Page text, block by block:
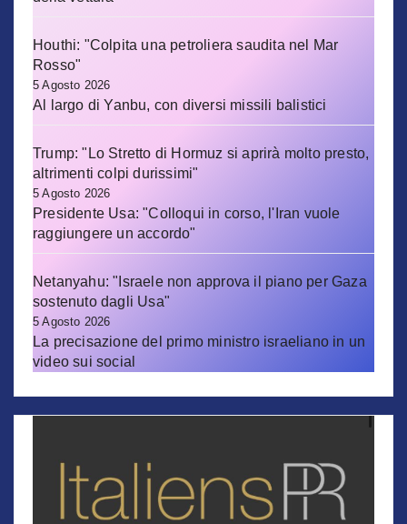
Houthi: "Colpita una petroliera saudita nel Mar
Rosso"
5 Agosto 2026
Al largo di Yanbu, con diversi missili balistici
Trump: "Lo Stretto di Hormuz si aprirà molto presto,
altrimenti colpi durissimi"
5 Agosto 2026
Presidente Usa: "Colloqui in corso, l'Iran vuole
raggiungere un accordo"
Netanyahu: "Israele non approva il piano per Gaza
sostenuto dagli Usa"
5 Agosto 2026
La precisazione del primo ministro israeliano in un
video sui social